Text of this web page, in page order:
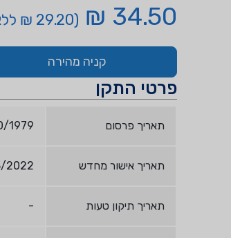
34.50 ₪ (29.20 ₪ ללא מע"מ)
קניה מהירה
פרטי התקן
תאריך פרסום 1979
תאריך אישור מחדש 2022
תאריך תיקון טעות -